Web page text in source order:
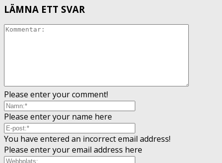
LÄMNA ETT SVAR
Please enter your comment!
Please enter your name here
You have entered an incorrect email address!
Please enter your email address here